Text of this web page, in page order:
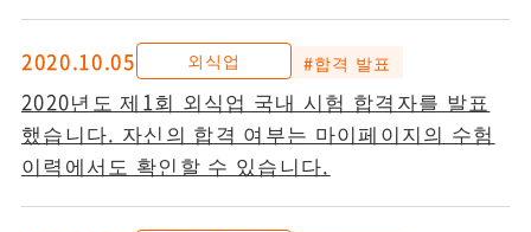
2020.10.05 외식업 #합격 발표
2020년도 제1회 외식업 국내 시험 합격자를 발표
했습니다. 자신의 합격 여부는 마이페이지의 수험
이력에서도 확인할 수 있습니다.